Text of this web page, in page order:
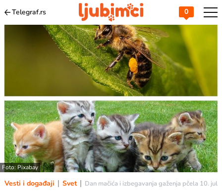
Telegraf.rs 0
Foto: Pixabay
Vesti i događaji Svet Dan mačića i izbegavanja gaženja pčela 10. jul